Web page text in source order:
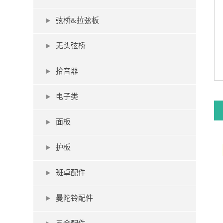
弦桥&拉弦板
无头弦桥
拾音器
电子类
面板
护板
班卓配件
曼陀铃配件